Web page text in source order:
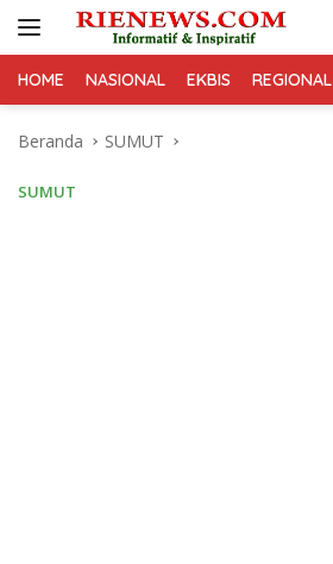
HOME NASIONAL EKBIS REGIONAL
Beranda SUMUT
SUMUT